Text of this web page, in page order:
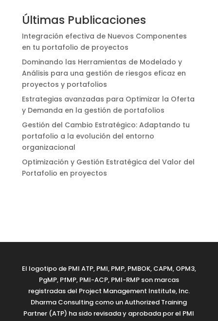
Últimas Publicaciones
Integración efectiva de Nuevos Componentes
en tu portafolio de proyectos
Dominando las Herramientas de Modelado y
Análisis para una gestión de riesgos eficaz en
proyectos y portafolios
Estrategias avanzadas para Optimizar la Oferta
y Demanda en la gestión de portafolios
Gestión del Cambio Estratégico: Adaptando tu
portafolio a la evolución del entorno
organizacional
Optimización y Gestión Estratégica del Valor del
Portafolio en proyectos
El logotipo de PMI ATP, PMI, PMP, PMBOK, CAPM, OPM3,
PgMP, PfMP, PMI-ACP, PMI-RMP son marcas
registradas del Project Management Institute, Inc.
Dharma Consulting como un Authorized Training
Partner (ATP) ha sido revisada y aprobada por el PMI